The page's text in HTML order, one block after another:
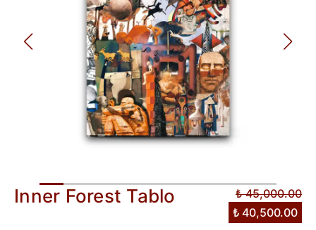
Inner Forest Tablo
₺ 45,000.00
₺ 40,500.00